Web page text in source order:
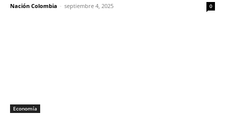
Nación Colombia - septiembre 4, 2025 0
Economía